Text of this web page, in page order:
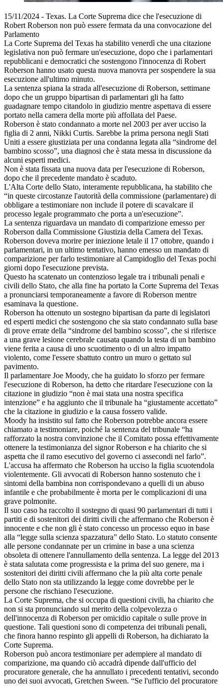
15/11/2024 - Texas. La Corte Suprema dice che l'esecuzione di
Robert Roberson non può essere fermata da una convocazione del
Parlamento
La Corte Suprema del Texas ha stabilito venerdì che una citazione
legislativa non può fermare un'esecuzione, dopo che i parlamentari
repubblicani e democratici che sostengono l'innocenza di Robert
Roberson hanno usato questa nuova manovra per sospendere la sua
esecuzione all'ultimo minuto.
La sentenza spiana la strada all'esecuzione di Roberson, settimane
dopo che un gruppo bipartisan di parlamentari gli ha fatto
guadagnare tempo citandolo in giudizio mentre aspettava di essere
portato nella camera della morte più affollata del Paese.
Roberson è stato condannato a morte nel 2003 per aver ucciso la
figlia di 2 anni, Nikki Curtis. Sarebbe la prima persona negli Stati
Uniti a essere giustiziata per una condanna legata alla “sindrome del
bambino scosso”, una diagnosi che è stata messa in discussione da
alcuni esperti medici.
Non è stata fissata una nuova data per l'esecuzione di Roberson,
dopo che il precedente mandato è scaduto.
L'Alta Corte dello Stato, interamente repubblicana, ha stabilito che
“in queste circostanze l'autorità della commissione (parlamentare) di
obbligare a testimoniare non include il potere di scavalcare il
processo legale programmato che porta a un'esecuzione”.
La sentenza riguardava un mandato di comparizione emesso per
Roberson dalla Commissione Giustizia della Camera del Texas.
Roberson doveva morire per iniezione letale il 17 ottobre, quando i
parlamentari, in un ultimo tentativo, hanno emesso un mandato di
comparizione per farlo testimoniare al Campidoglio del Texas pochi
giorni dopo l'esecuzione prevista.
Questo ha scatenato un contenzioso legale tra i tribunali penali e
civili dello Stato, che alla fine ha portato la Corte Suprema del Texas
a pronunciarsi temporaneamente a favore di Roberson mentre
esaminava la questione.
Roberson ha ottenuto un sostegno bipartisan da parte di legislatori
ed esperti medici che sostengono che sia stato condannato sulla base
di prove errate della “sindrome del bambino scosso”, che si riferisce
a una grave lesione cerebrale causata quando la testa di un bambino
viene ferita a causa di uno scuotimento o di un altro impatto
violento, come l'essere sbattuto contro un muro o gettato sul
pavimento.
Il parlamentare Joe Moody, che ha guidato lo sforzo per fermare
l'esecuzione di Roberson, ha detto che ritardare l'esecuzione con la
citazione in giudizio “non è mai stata una nostra specifica
intenzione” e ha aggiunto che il tribunale ha “giustamente accettato”
che la citazione in giudizio e la causa fossero valide.
Moody ha insistito sul fatto che Roberson potrebbe ancora essere
chiamato a testimoniare, poiché la sentenza del tribunale “ha
rafforzato la nostra convinzione che il Comitato possa effettivamente
ottenere la testimonianza del signor Roberson e ha chiarito che si
aspetta che il ramo esecutivo del governo ci assecondi nel farlo”.
L'accusa ha affermato che Roberson ha ucciso la figlia scuotendola
violentemente. Gli avvocati di Roberson hanno sostenuto che i
sintomi della bambina non corrispondevano a quelli di un abuso
infantile e che probabilmente è morta per le complicazioni di una
grave polmonite.
Il suo caso ha raccolto il sostegno di quasi 90 parlamentari di tutti i
partiti e di sostenitori dei diritti civili che affermano che Roberson è
innocente e che non gli è stato concesso un processo equo in base
alla “legge sulla scienza spazzatura” dello Stato. Lo statuto consente
alle persone condannate per un crimine in base a una scienza
obsoleta di ottenere l'annullamento della sentenza. La legge del 2013
è stata salutata come progressista e la prima del suo genere, ma i
sostenitori dei diritti civili affermano che la più alta corte penale
dello Stato non sta utilizzando la legge come dovrebbe per le
persone che rischiano l'esecuzione.
La Corte Suprema, che si occupa di questioni civili, ha chiarito che
non si sta pronunciando sul merito della colpevolezza o
dell'innocenza di Roberson per omicidio capitale o sulle prove in
questione. Tali questioni sono di competenza dei tribunali penali,
che finora hanno respinto gli appelli di Roberson, ha dichiarato la
Corte Suprema.
Roberson può ancora testimoniare per adempiere al mandato di
comparizione, ma quando ciò accadrà dipende dall'ufficio del
procuratore generale, che ha annullato i precedenti tentativi, secondo
uno dei suoi avvocati, Gretchen Sween. “Se l'ufficio del procuratore